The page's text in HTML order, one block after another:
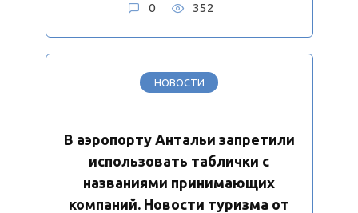
0 352
НОВОСТИ
В аэропорту Антальи запретили
использовать таблички с
названиями принимающих
компаний. Новости туризма от